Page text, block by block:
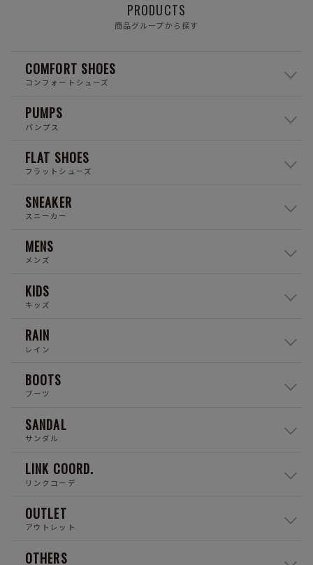
PRODUCTS
商品グループから探す
COMFORT SHOES
コンフォートシューズ
PUMPS
パンプス
FLAT SHOES
フラットシューズ
SNEAKER
スニーカー
MENS
メンズ
KIDS
キッズ
RAIN
レイン
BOOTS
ブーツ
SANDAL
サンダル
LINK COORD.
リンクコーデ
OUTLET
アウトレット
OTHERS